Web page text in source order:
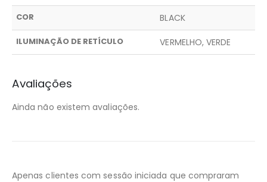
COR BLACK
ILUMINAÇÃO DE RETÍCULO VERMELHO, VERDE
Avaliações
Ainda não existem avaliações.
Apenas clientes com sessão iniciada que compraram